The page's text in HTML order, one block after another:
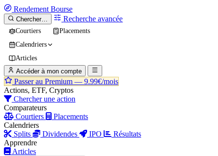
Rendement Bourse
Chercher… Recherche avancée
Courtiers
Placements
Calendriers
Articles
Accéder à mon compte
Passer au Premium — 9.99€/mois
Actions, ETF, Cryptos
Chercher une action
Comparateurs
Courtiers
Placements
Calendriers
Splits
Dividendes IPO
Résultats
Apprendre
Articles